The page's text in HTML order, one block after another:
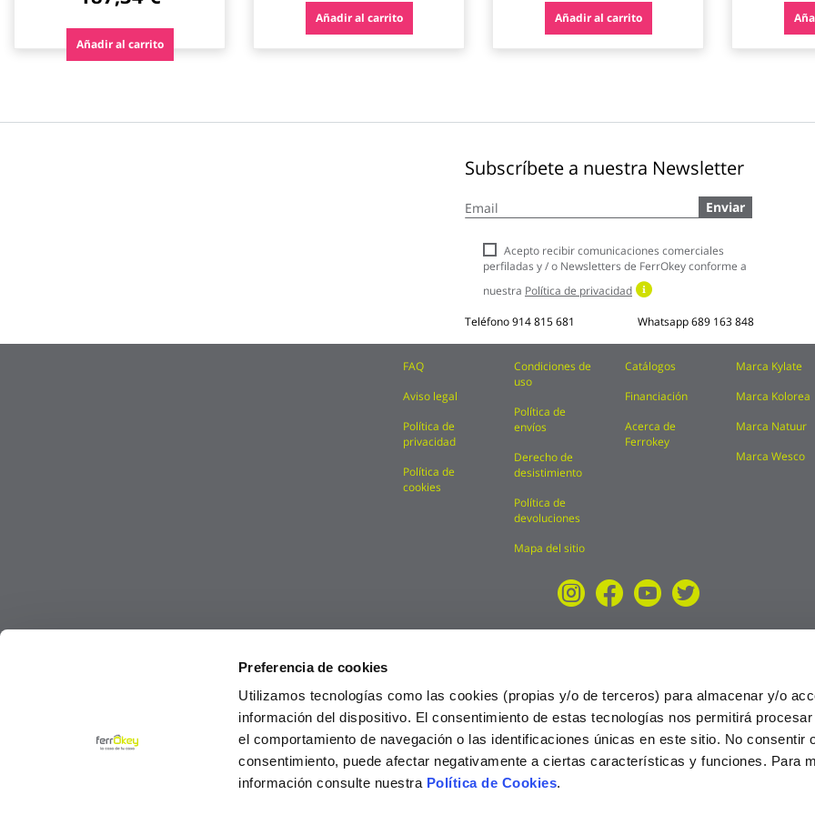
Preferencia de cookies
Utilizamos tecnologías como las cookies (propias y/o de terceros) para almacenar y/o
información del dispositivo. El consentimiento de estas tecnologías nos permitirá
el comportamiento de navegación o las identificaciones únicas en este sitio. No consentir
consentimiento, puede afectar negativamente a ciertas características y funciones. Para
información consulte nuestra Política de Cookies.
Añadir al carrito
Añadir al carrito Añadir al carrito
Subscríbete a nuestra Newsletter
a
boletín
noticias:
Enviar
Acepto recibir comunicaciones comerciales
perfiladas y / o Newsletters de FerrOkey conforme a
nuestra Política de privacidad
Teléfono914 815 681 Whatsapp689 163 848
FAQ
Aviso legal
Política de
privacidad
Política de
cookies
Condiciones de
uso
Política de
envíos
Derecho de
desistimiento
Política de
devoluciones
Mapa del sitio
Catálogos
Financiación
Acerca de
Ferrokey
Marca Kylate
Marca Kolorea
Marca Natuur
Marca Wesco